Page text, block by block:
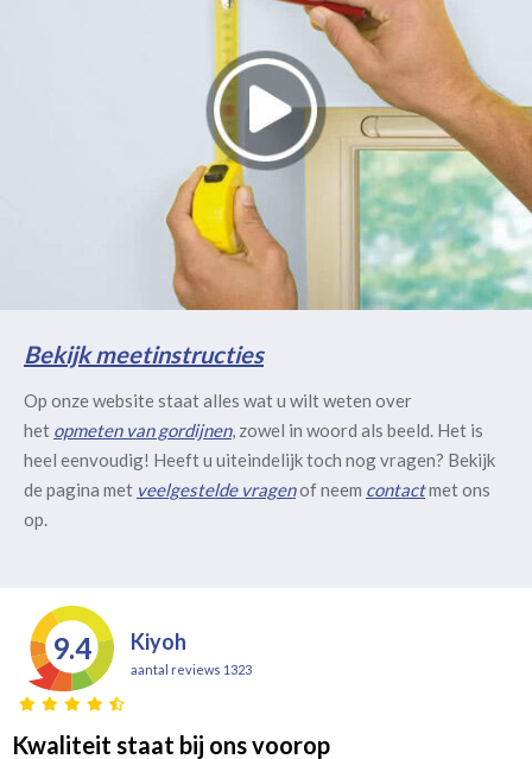
Bekijk meetinstructies
Op onze website staat alles wat u wilt weten over
het opmeten van gordijnen, zowel in woord als beeld. Het is
heel eenvoudig! Heeft u uiteindelijk toch nog vragen? Bekijk
de pagina met veelgestelde vragenof neem contactmet ons
op.
9.4 Kiyoh
aantal reviews 1323
Kwaliteit staat bij ons voorop